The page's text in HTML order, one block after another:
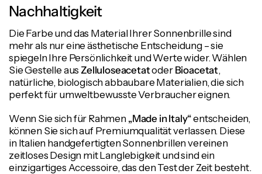
Nachhaltigkeit
Die Farbe und das Material Ihrer Sonnenbrille sind
mehr als nur eine ästhetische Entscheidung – sie
spiegeln Ihre Persönlichkeit und Werte wider. Wählen
Sie Gestelle ausZelluloseacetatoder Bioacetat,
natürliche, biologisch abbaubare Materialien, die sich
perfekt für umweltbewusste Verbraucher eignen.
Wenn Sie sich für Rahmen „Made in Italy“entscheiden,
können Sie sich auf Premiumqualität verlassen. Diese
in Italien handgefertigten Sonnenbrillen vereinen
zeitloses Design mit Langlebigkeit und sind ein
einzigartiges Accessoire, das den Test der Zeit besteht.